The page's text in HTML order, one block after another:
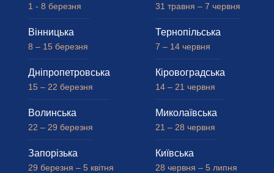
1 - 8 березня
Вінницька
8 – 15 березня
Дніпропетровська
15 – 22 березня
Волинська
22 – 29 березня
Запорізька
29 березня – 5 квітня
31 травня – 7 червня
Тернопільська
7 – 14 червня
Кіровоградська
14 – 21 червня
Миколаївська
21 – 28 червня
Київська
28 червня – 5 липня